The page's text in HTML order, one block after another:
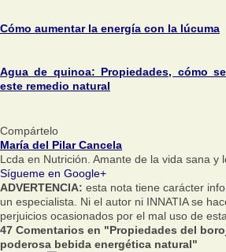
Cómo aumentar la energía con la lúcuma
Agua de quinoa: Propiedades, cómo
este remedio natural
Compártelo
María del Pilar Cancela
Lcda en Nutrición. Amante de la vida sana y
Sígueme en Google+
ADVERTENCIA: esta nota tiene carácter
un especialista. Ni el autor ni INNATIA se
perjuicios ocasionados por el mal uso de
47 Comentarios en "Propiedades del
poderosa bebida energética natural"